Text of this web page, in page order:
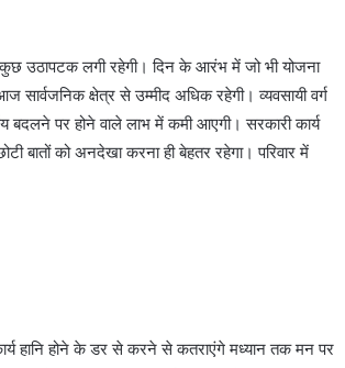
उठापटक लगी रहेगी। दिन के आरंभ में जो भी योजना
क्षेत्र से उम्मीद अधिक रहेगी। व्यवसायी वर्ग
बदलने पर होने वाले लाभ में कमी आएगी। सरकारी कार्य
बातों को अनदेखा करना ही बेहतर रहेगा। परिवार में
हानि होने के डर से करने से कतराएंगे मध्यान तक मन पर